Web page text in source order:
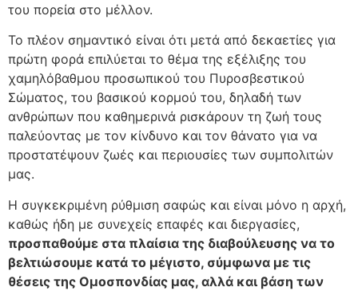
του πορεία στο μέλλον.
Το πλέον σημαντικό είναι ότι μετά από δεκαετίες για
πρώτη φορά επιλύεται το θέμα της εξέλιξης του
χαμηλόβαθμου προσωπικού του Πυροσβεστικού
Σώματος, του βασικού κορμού του, δηλαδή των
ανθρώπων που καθημερινά ρισκάρουν τη ζωή τους
παλεύοντας με τον κίνδυνο και τον θάνατο για να
προστατέψουν ζωές και περιουσίες των συμπολιτών
μας.
Η συγκεκριμένη ρύθμιση σαφώς και είναι μόνο η αρχή,
καθώς ήδη με συνεχείς επαφές και διεργασίες,
προσπαθούμε στα πλαίσια της διαβούλευσης να το
βελτιώσουμε κατά το μέγιστο, σύμφωνα με τις
θέσεις της Ομοσπονδίας μας, αλλά και βάση των